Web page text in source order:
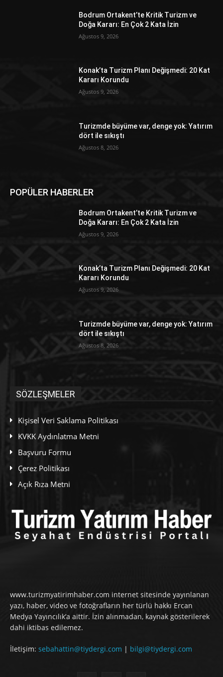
Bodrum Ortakent’te Kritik Turizm ve
Doğa Kararı: En Çok 2 Kata İzin
Ağustos 9, 2026
Konak’ta Turizm Planı Değişmedi: 20 Kat
Kararı Korundu
Ağustos 9, 2026
Turizmde büyüme var, denge yok: Yatırım
dört ile sıkıştı
Ağustos 8, 2026
POPÜLER HABERLER
Bodrum Ortakent’te Kritik Turizm ve
Doğa Kararı: En Çok 2 Kata İzin
Ağustos 9, 2026
Konak’ta Turizm Planı Değişmedi: 20 Kat
Kararı Korundu
Ağustos 9, 2026
Turizmde büyüme var, denge yok: Yatırım
dört ile sıkıştı
Ağustos 8, 2026
SÖZLEŞMELER
Kişisel Veri Saklama Politikası
KVKK Aydınlatma Metni
Başvuru Formu
Çerez Politikası
Açık Rıza Metni
www.turizmyatirimhaber.com internet sitesinde yayınlanan
yazı, haber, video ve fotoğrafların her türlü hakkı Ercan
Medya Yayıncılık’a aittir. İzin alınmadan, kaynak gösterilerek
dahi iktibas edilemez.
İletişim: sebahattin@tiydergi.com | bilgi@tiydergi.com